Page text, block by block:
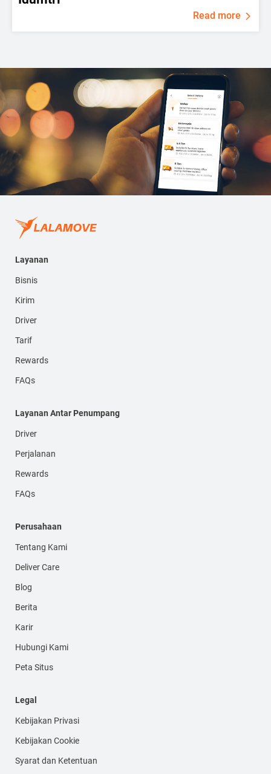
Read more
Layanan
Bisnis
Kirim
Driver
Tarif
Rewards
FAQs
Layanan Antar Penumpang
Driver
Perjalanan
Rewards
FAQs
Perusahaan
Tentang Kami
Deliver Care
Blog
Berita
Karir
Hubungi Kami
Peta Situs
Legal
Kebijakan Privasi
Kebijakan Cookie
Syarat dan Ketentuan